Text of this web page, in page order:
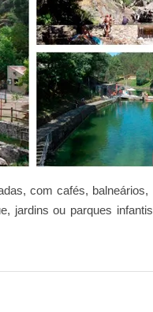
com cafés,
jardins ou parques